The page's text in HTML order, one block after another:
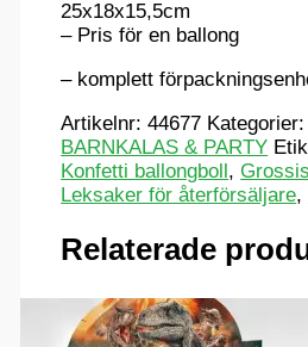
25x18x15,5cm
– Pris för en ballong
– komplett
Artikelnr:44677
BARNKALAS & PARTY
Konfetti ballongboll,
Leksaker för återförsäljare,
Relaterade